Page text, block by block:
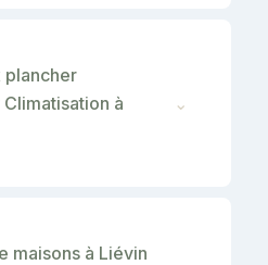
plancher
à
⌄
maisons à Liévin